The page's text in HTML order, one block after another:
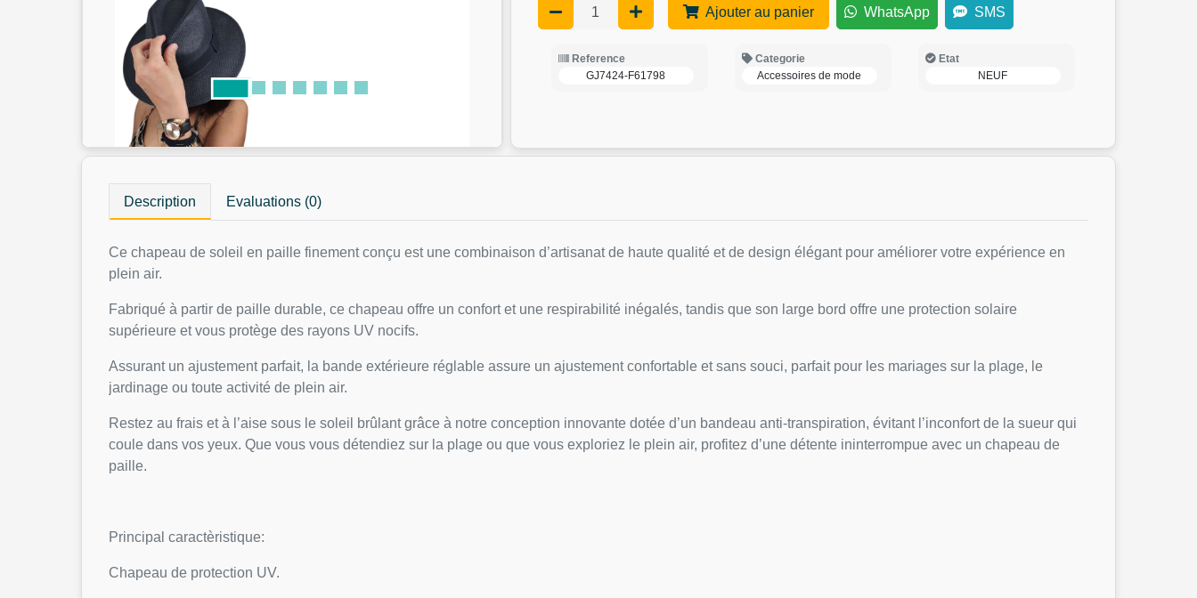
Ajouter au panier WhatsApp SMS
Reference
GJ7424-F61798
Categorie
Accessoires de mode
Etat
NEUF
Description Evaluations (0)
Ce chapeau de soleil‎ en paille finement conçu est une combinaison d’artisanat de haute qualité et de design élégant pour améliorer votre expérience en
plein air.
Fabriqué à partir de paille durable, ce chapeau offre un confort et une respirabilité inégalés, tandis que son large bord offre une protection solaire
supérieure et vous protège des rayons UV nocifs.
Assurant un ajustement parfait, la bande extérieure réglable assure un ajustement confortable et sans souci, parfait pour les mariages sur la plage, le
jardinage ou toute activité de plein air.
Restez au frais et à l’aise sous le soleil brûlant grâce à notre conception innovante dotée d’un bandeau anti-transpiration, évitant l’inconfort de la sueur qui
coule dans vos yeux. Que vous vous détendiez sur la plage ou que vous exploriez le plein air, profitez d’une détente ininterrompue avec un chapeau de
paille.
Principal caractèristique:
Chapeau de protection UV.